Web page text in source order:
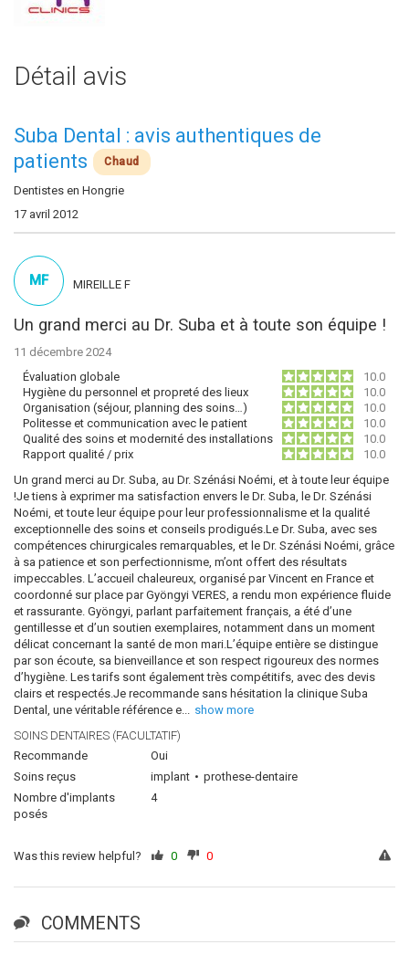
Détail avis
Suba Dental : avis authentiques de
patients
Chaud
Dentistes en Hongrie
17 avril 2012
Un grand merci au Dr. Suba et à toute son équipe !
11 décembre 2024
Évaluation globale
10.0
Hygiène du personnel et propreté des lieux
10.0
Organisation (séjour, planning des soins…)
10.0
Politesse et communication avec le patient
10.0
Qualité des soins et modernité des installations
10.0
Rapport qualité / prix
10.0
Un grand merci au Dr. Suba, au Dr. Szénási Noémi, et à toute leur équipe
!Je tiens à exprimer ma satisfaction envers le Dr. Suba, le Dr. Szénási
Noémi, et toute leur équipe pour leur professionnalisme et la qualité
exceptionnelle des soins et conseils prodigués.Le Dr. Suba, avec ses
compétences chirurgicales remarquables, et le Dr. Szénási Noémi, grâce
à sa patience et son perfectionnisme, m’ont offert des résultats
impeccables. L’accueil chaleureux, organisé par Vincent en France et
coordonné sur place par Gyöngyi VERES, a rendu mon expérience fluide
et rassurante. Gyöngyi, parlant parfaitement français, a été d’une
gentillesse et d’un soutien exemplaires, notamment dans un moment
délicat concernant la santé de mon mari.L’équipe entière se distingue
par son écoute, sa bienveillance et son respect rigoureux des normes
d’hygiène. Les tarifs sont également très compétitifs, avec des devis
clairs et respectés.Je recommande sans hésitation la clinique Suba
Dental, une véritable référence e... show more
SOINS DENTAIRES (FACULTATIF)
Recommande
Oui
Soins reçus
implant
prothese-dentaire
Nombre d'implants
posés
4
MF MIREILLE F
Was this review helpful? 0 0
COMMENTS